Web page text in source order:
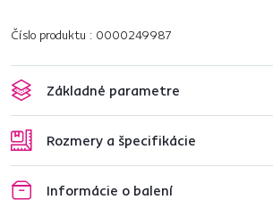
Číslo produktu : 0000249987
Základné parametre
Rozmery a špecifikácie
Informácie o balení